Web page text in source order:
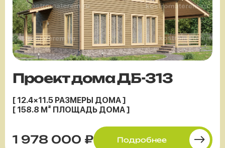
Проект дома ДБ-313
[ 12.4×11.5 РАЗМЕРЫ ДОМА ]
[ 158.8 М² ПЛОЩАДЬ ДОМА ]
1 978 000 ₽ Подробнее